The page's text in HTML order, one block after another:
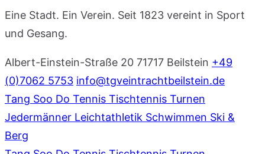
Eine Stadt. Ein Verein. Seit 1823 vereint in Sport
und Gesang.
Albert-Einstein-Straße 20 71717 Beilstein +49
(0)7062 5753 info@tgveintrachtbeilstein.de
Tang Soo Do Tennis Tischtennis Turnen
Jedermänner Leichtathletik Schwimmen Ski &
Berg